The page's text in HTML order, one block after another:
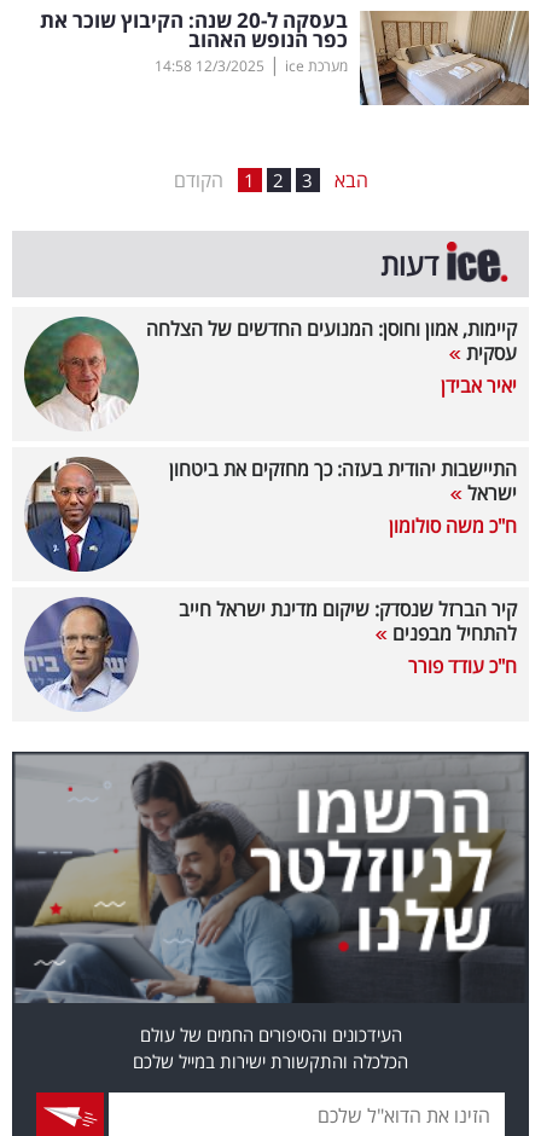
ופנאי
תיירות
המילון
הכלכלי
פודקאסט
40
ניוזלטרים
מייל
אדום
אחרינו:
בעסקה ל-20 שנה: הקיבוץ שוכר את
כפר הנופש האהוב
מערכת ice |
12/3/2025
14:58
הקודם 1 2 3 הבא
דעות
קיימות, אמון וחוסן: המנועים החדשים של הצלחה
עסקית
יאיר אבידן
התיישבות יהודית בעזה: כך מחזקים את ביטחון
ישראל
ח"כ משה סולומון
קיר הברזל שנסדק: שיקום מדינת ישראל חייב
להתחיל מבפנים
ח"כ עודד פורר
העידכונים והסיפורים החמים של עולם
הכלכלה והתקשורת ישירות במייל שלכם